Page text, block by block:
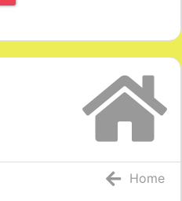
Home